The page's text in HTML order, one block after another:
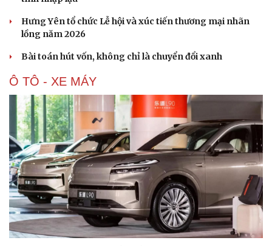
Hưng Yên tổ chức Lễ hội và xúc tiến thương mại nhãn
lồng năm 2026
Bài toán hút vốn, không chỉ là chuyển đổi xanh
Ô TÔ - XE MÁY